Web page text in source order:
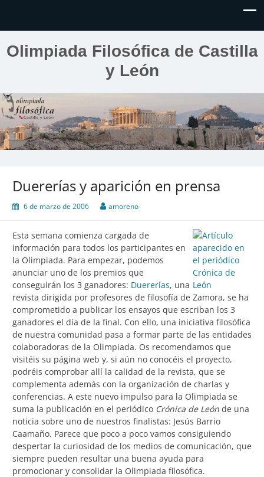
Olimpiada Filosófica de Castilla
y León
Duererías y aparición en prensa
6 de marzo de 2006 amoreno
Esta semana comienza cargada de
información para todos los participantes en
la Olimpiada. Para empezar, podemos
anunciar uno de los premios que
conseguirán los 3 ganadores: Duererías, una
revista dirigida por profesores de filosofía de Zamora, se ha
comprometido a publicar los ensayos que escriban los 3
ganadores el día de la final. Con ello, una iniciativa filosófica
de nuestra comunidad pasa a formar parte de las entidades
colaboradoras de la Olimpiada. Os recomendamos que
visitéis su página web y, si aún no conocéis el proyecto,
podréis comprobar allí la calidad de la revista, que se
complementa además con la organización de charlas y
conferencias. A este nuevo impulso para la Olimpiada se
suma la publicación en el periódico Crónica de León de una
noticia sobre uno de nuestros finalistas: Jesús Barrio
Caamaño. Parece que poco a poco vamos consiguiendo
despertar la curiosidad de los medios de comunicación, que
siempre pueden resultar una buena ayuda para
promocionar y consolidar la Olimpiada filosófica.